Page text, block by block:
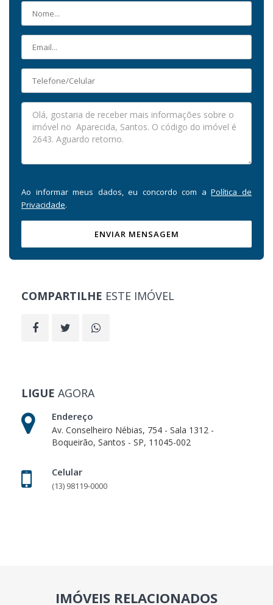
Ao informar meus dados, eu concordo com aPolítica de
Privacidade.
ENVIAR MENSAGEM
COMPARTILHE ESTE IMÓVEL
LIGUE AGORA
Endereço
Av. Conselheiro Nébias, 754 - Sala 1312 -
Boqueirão, Santos - SP, 11045-002
Celular
(13) 98119-0000
IMÓVEIS RELACIONADOS